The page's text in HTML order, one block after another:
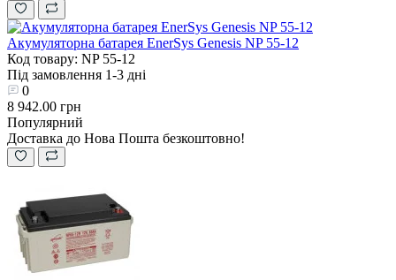
Акумуляторна батарея EnerSys Genesis NP 55-12
Код товару: NP 55-12
Під замовлення 1-3 дні
0
8 942.00 грн
Популярний
Доставка до Нова Пошта безкоштовно!